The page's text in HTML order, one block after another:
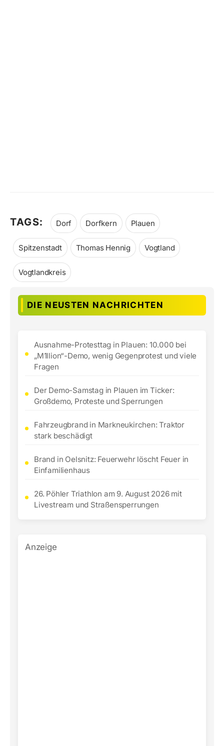
TAGS: Dorf Dorfkern Plauen
Spitzenstadt Thomas Hennig Vogtland
Vogtlandkreis
DIE NEUSTEN NACHRICHTEN
Ausnahme-Protesttag in Plauen: 10.000 bei
„M1llion“-Demo, wenig Gegenprotest und viele
Fragen
Der Demo-Samstag in Plauen im Ticker:
Großdemo, Proteste und Sperrungen
Fahrzeugbrand in Markneukirchen: Traktor
stark beschädigt
Brand in Oelsnitz: Feuerwehr löscht Feuer in
Einfamilienhaus
26. Pöhler Triathlon am 9. August 2026 mit
Livestream und Straßensperrungen
Anzeige